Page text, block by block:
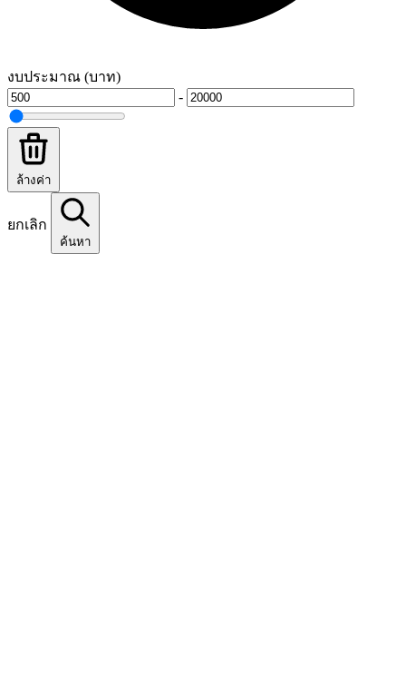
งบประมาณ (บาท)
-
ล้างค่า
ยกเลิก
ค้นหา